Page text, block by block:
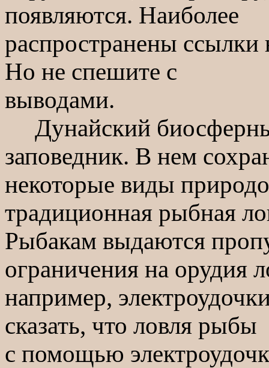
появляются. Наиболее
распространены ссылки
Но не спешите с
выводами.
Дунайский
заповедник. В нем
некоторые виды
традиционная рыбная
Рыбакам выдаются
ограничения на орудия
например,
сказать, что ловля рыбы
с помощью